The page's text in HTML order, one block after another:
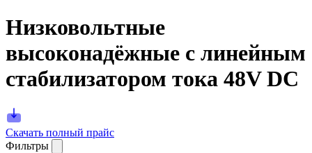
Низковольтные
высоконадёжные с линейным
стабилизатором тока 48V DC
Скачать полный прайс
Фильтры